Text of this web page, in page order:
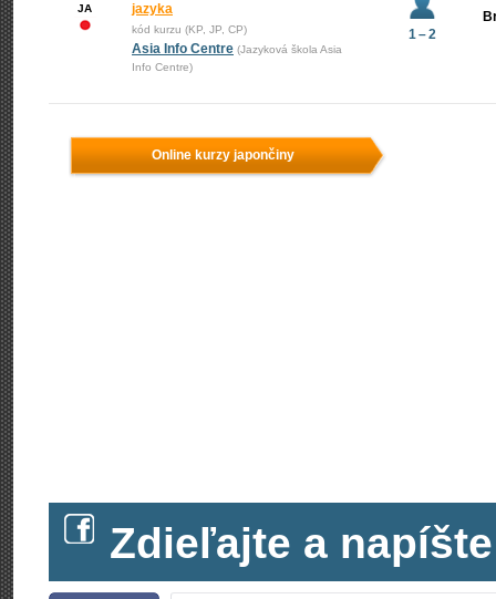
JA
jazyka
kód kurzu (KP, JP, CP)
Asia Info Centre (Jazyková škola Asia
Info Centre)
1 – 2
Online kurzy japončiny
Zdieľajte a